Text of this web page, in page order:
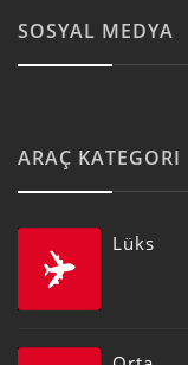
SOSYAL MEDYA
ARAÇ KATEGORI
Lüks